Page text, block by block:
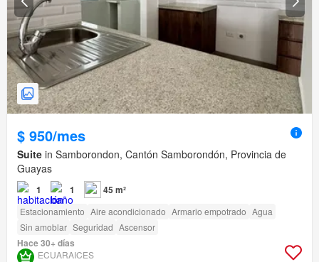
$ 950/mes
Suite in Samborondon, Cantón Samborondón, Provincia de
Guayas
1 1 45 m²
Estacionamiento Aire acondicionado Armario empotrado Agua
Sin amoblar Seguridad Ascensor
Hace 30+ días
ECUARAICES